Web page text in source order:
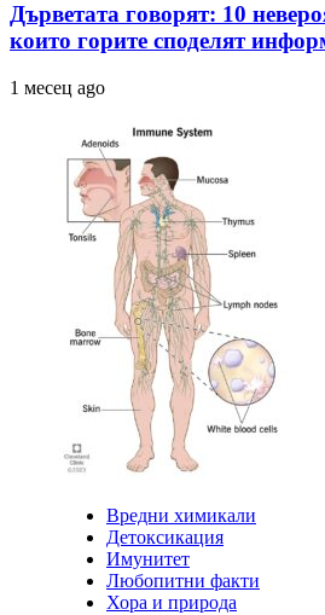
Дърветата говорят: 10
които горите споделят
1 месец ago
Вредни химикали
Детоксикация
Имунитет
Любопитни факти
Хора и природа